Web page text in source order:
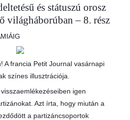
és státuszú orosz
világháborúban – 8. rész
A francia Petit Journal vasárnapi
színes illusztrációja.
igen
Azt írta, hogy miután a
a partizáncsoportok